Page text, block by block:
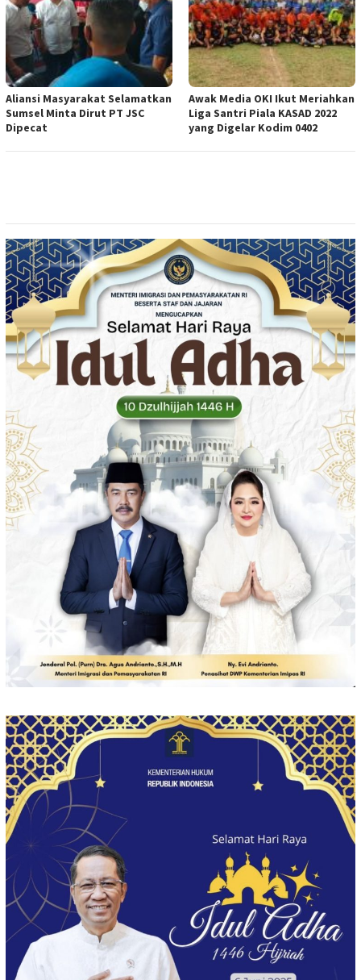
Aliansi Masyarakat Selamatkan
Sumsel Minta Dirut PT JSC
Dipecat
Awak Media OKI Ikut Meriahkan
Liga Santri Piala KASAD 2022
yang Digelar Kodim 0402